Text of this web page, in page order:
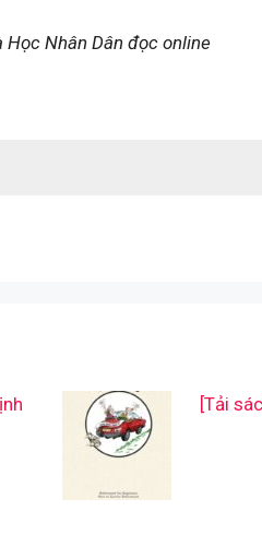
Học Nhân Dân đọc online
[Tải